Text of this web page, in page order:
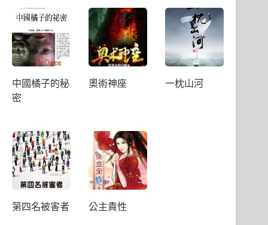
中國橘子的秘
密
奧術神座 一枕山河
第四名被害者 公主貴性